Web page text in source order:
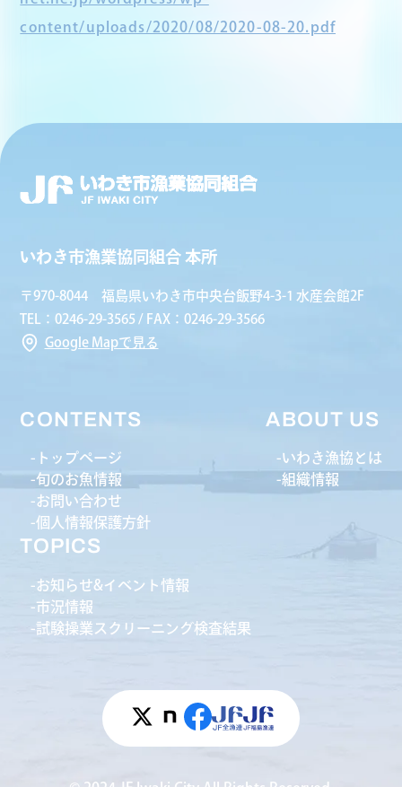
content/uploads/2020/08/2020-08-20.pdf
いわき市漁業協同組合 本所
〒970-8044 福島県いわき市中央台飯野4-3-1 水産会館2F
TEL：0246-29-3565 / FAX：0246-29-3566
Google Mapで見る
CONTENTS
トップページ
旬のお魚情報
お問い合わせ
個人情報保護方針
ABOUT US
いわき漁協とは
組織情報
TOPICS
お知らせ&イベント情報
市況情報
試験操業スクリーニング検査結果